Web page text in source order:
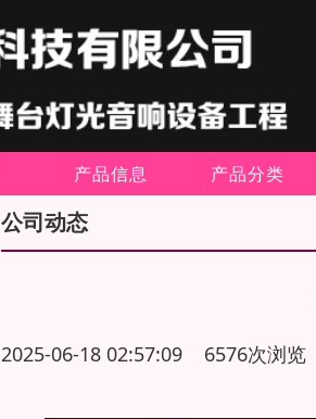
产品信息 产品分类
公司动态
2025-06-18 02:57:09 6576次浏览